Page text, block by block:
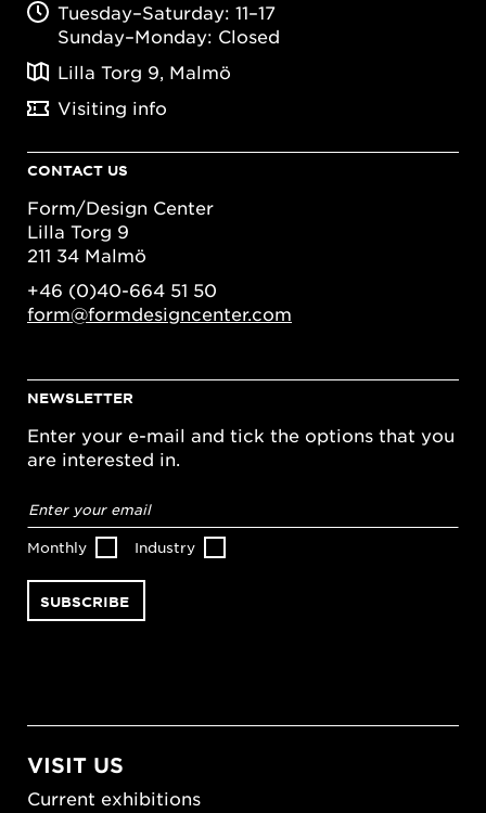
Tuesday–Saturday: 11–17
Sunday–Monday: Closed
Lilla Torg 9, Malmö
Visiting info
CONTACT US
Form/Design Center
Lilla Torg 9
211 34 Malmö
+46 (0)40-664 51 50
form@formdesigncenter.com
NEWSLETTER
Enter your e-mail and tick the options that you
are interested in.
address*
Monthly Industry
VISIT US
Current exhibitions